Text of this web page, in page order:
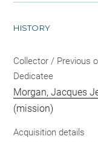
HISTORY
Collector / Previous
Dedicatee
Morgan, Jacques
(mission)
Acquisition details